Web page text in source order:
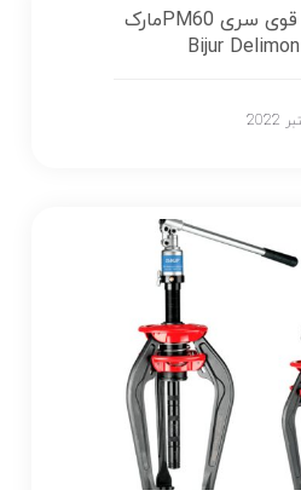
پمپ برقی فشار قوی سری PM60مارک